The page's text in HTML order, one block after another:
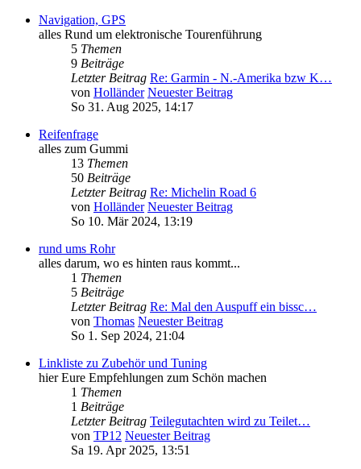
Navigation, GPS
alles Rund um elektronische Tourenführung
5 Themen
9 Beiträge
Letzter Beitrag Re: Garmin - N.-Amerika bzw K…
von Holländer Neuester Beitrag
So 31. Aug 2025, 14:17
Reifenfrage
alles zum Gummi
13 Themen
50 Beiträge
Letzter Beitrag Re: Michelin Road 6
von Holländer Neuester Beitrag
So 10. Mär 2024, 13:19
rund ums Rohr
alles darum, wo es hinten raus kommt...
1 Themen
5 Beiträge
Letzter Beitrag Re: Mal den Auspuff ein bissc…
von Thomas Neuester Beitrag
So 1. Sep 2024, 21:04
Linkliste zu Zubehör und Tuning
hier Eure Empfehlungen zum Schön machen
1 Themen
1 Beiträge
Letzter Beitrag Teilegutachten wird zu Teilet…
von TP12 Neuester Beitrag
Sa 19. Apr 2025, 13:51